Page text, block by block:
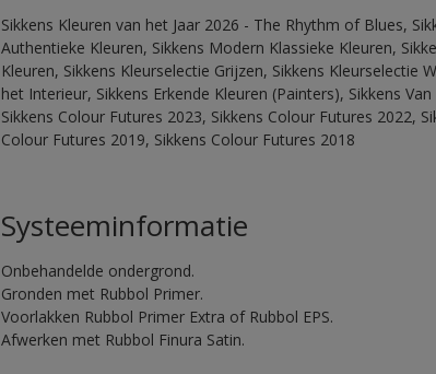
Sikkens Kleuren van het Jaar 2026 - The Rhythm of Blues,
Authentieke Kleuren, Sikkens Modern Klassieke Kleuren,
Kleuren, Sikkens Kleurselectie Grijzen, Sikkens Kleurselectie
het Interieur, Sikkens Erkende Kleuren (Painters), Sikkens
Sikkens Colour Futures 2023, Sikkens Colour Futures 2022,
Colour Futures 2019, Sikkens Colour Futures 2018
Systeeminformatie
Onbehandelde ondergrond.
Gronden met Rubbol Primer.
Voorlakken Rubbol Primer Extra of Rubbol EPS.
Afwerken met Rubbol Finura Satin.